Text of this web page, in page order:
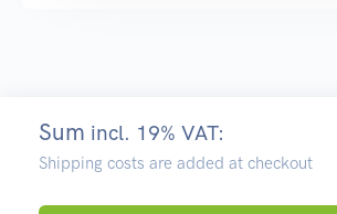
Sum incl. 19% VAT:
Shipping costs are added at checkout